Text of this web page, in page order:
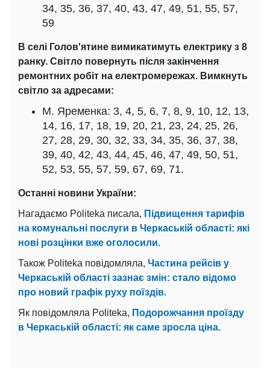
34, 35, 36, 37, 40, 43, 47, 49, 51, 55, 57,
59
В селі Голов'ятине вимикатимуть електрику з 8
ранку. Світло повернуть після закінчення
ремонтних робіт на електромережах. Вимкнуть
світло за адресами:
М. Яременка: 3, 4, 5, 6, 7, 8, 9, 10, 12, 13,
14, 16, 17, 18, 19, 20, 21, 23, 24, 25, 26,
27, 28, 29, 30, 32, 33, 34, 35, 36, 37, 38,
39, 40, 42, 43, 44, 45, 46, 47, 49, 50, 51,
52, 53, 55, 57, 59, 67, 69, 71.
Останні новини України:
Нагадаємо Politeka писала, Підвищення тарифів
на комунальні послуги в Черкаській області: які
нові розцінки вже оголосили.
Також Politeka повідомляла, Частина рейсів у
Черкаській області зазнає змін: стало відомо
про новий графік руху поїздів.
Як повідомляла Politeka, Подорожчання проїзду
в Черкаській області: як саме зросла ціна.